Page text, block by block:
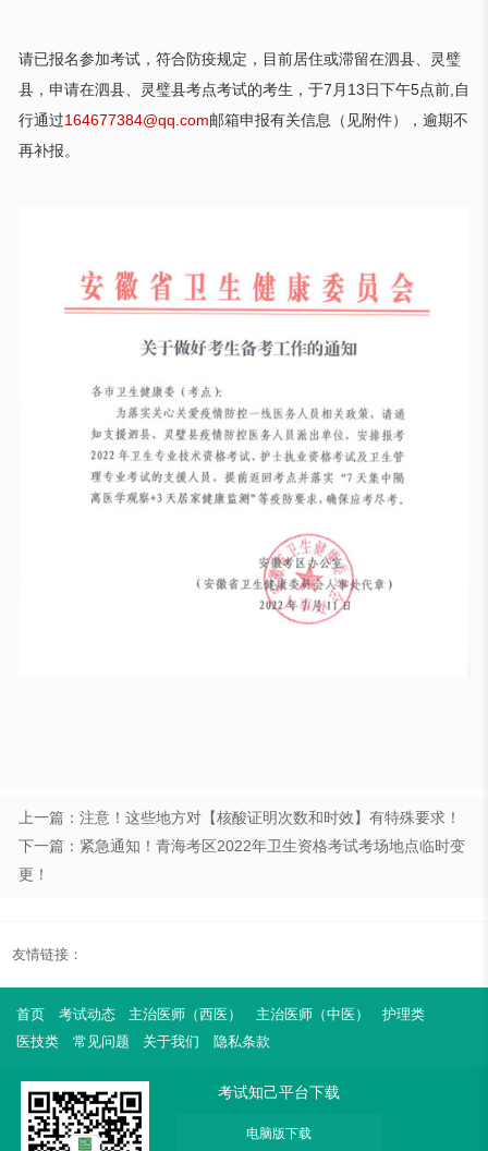
请已报名参加考试，符合防疫规定，目前居住或滞留在泗县、灵璧
县，申请在泗县、灵璧县考点考试的考生，于7月13日下午5点前,自
行通过164677384@qq.com邮箱申报有关信息（见附件），逾期不
再补报。
上一篇：注意！这些地方对【核酸证明次数和时效】有特殊要求！
下一篇：紧急通知！青海考区2022年卫生资格考试考场地点临时变
更！
友情链接：
首页 考试动态 主治医师（西医） 主治医师（中医）
护理类
医技类
常见问题 关于我们 隐私条款
考试知己平台下载
电脑版下载